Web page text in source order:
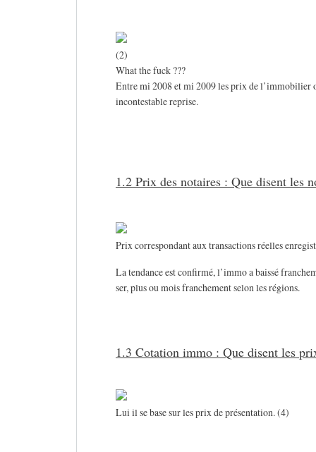
(2)
What the fuck ???
Entre mi 2008 et mi 2009 les prix de l’immobilier
incontestable reprise.
1.2 Prix des notaires : Que disent les
Prix correspondant aux transactions réelles
La tendance est confirmé, l’immo a baissé
ser, plus ou mois franchement selon les régions.
1.3 Cotation immo : Que disent les
Lui il se base sur les prix de présentation. (4)